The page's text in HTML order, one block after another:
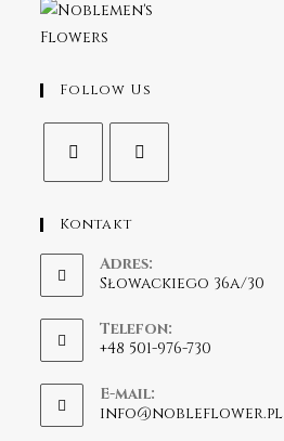
Follow Us
Kontakt
Adres:
Słowackiego 36a/30
Telefon:
+48 501-976-730
E-mail:
info@nobleflower.pl